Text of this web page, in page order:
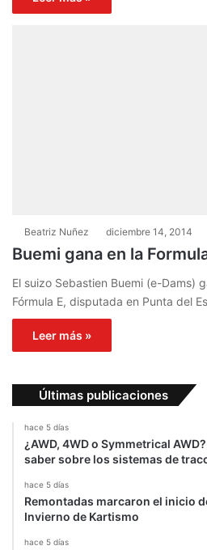
Beatriz Nuñez diciembre 14, 2014
Buemi gana en la
El suizo Sebastien Buemi (e-Dams)
Fórmula E, disputada en Punta del
Leer más »
Últimas publicaciones
hace 5 días
¿AWD, 4WD o Symmetrical
saber sobre los sistemas de
hace 5 días
Remontadas marcaron el inicio
Invierno de Kartismo
hace 5 días